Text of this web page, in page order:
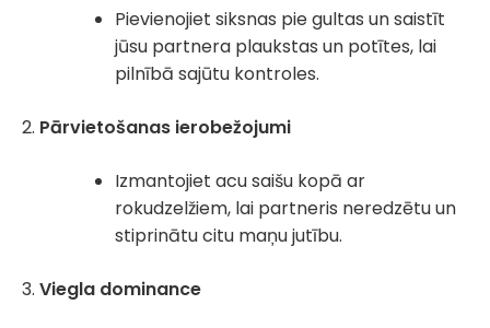
Pievienojiet siksnas pie gultas un saistīt
jūsu partnera plaukstas un potītes, lai
pilnībā sajūtu kontroles.
Pārvietošanas ierobežojumi
Izmantojiet acu saišu kopā ar
rokudzelžiem, lai partneris neredzētu un
stiprinātu citu maņu jutību.
Viegla dominance